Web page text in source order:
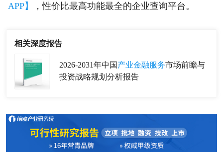
APP】
，性价比最高功能最全的企业查询平台。
相关深度报告
2026-2031年中国 产业金融服务市场前瞻与
投资战略规划分析报告